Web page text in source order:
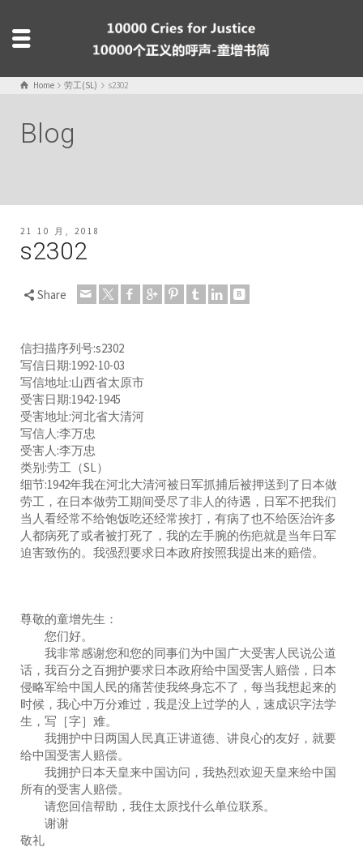
Home 劳工(SL) s2302
Blog
21 10 月, 2018
s2302
Share
信扫描序列号:s2302
写信日期:1992-10-03
写信地址:山西省太原市
受害日期:1942-1945
受害地址:河北省大清河
写信人:李万忠
受害人:李万忠
类别:劳工（SL）
细节:1942年我在河北大清河被日军抓捕后被押送到了日本做
劳工，在日本做劳工期间受尽了非人的待遇，日军不把我们
当人看经常不给饱饭吃还经常挨打，有病了也不给医治许多
人都病死了或者被打死了，我的左手腕的伤疤就是当年日军
迫害致伤的。我强烈要求日本政府按照我提出来的赔偿。
尊敬的童增先生：
您们好。
我非常感谢您和您的同事们为中国广大受害人民说公道
话，我百分之百拥护要求日本政府给中国受害人赔偿，日本
侵略军给中国人民的痛苦使我终身忘不了，每当我想起来的
时候，我心中万分难过，我是没上过学的人，速成识字法学
生，写［字］难。
我拥护中日两国人民真正讲道德、讲良心的友好，就要
给中国受害人赔偿。
我拥护日本天皇来中国访问，我热烈欢迎天皇来给中国
所有的受害人赔偿。
请您回信帮助，我住太原找什么单位联系。
谢谢
敬礼